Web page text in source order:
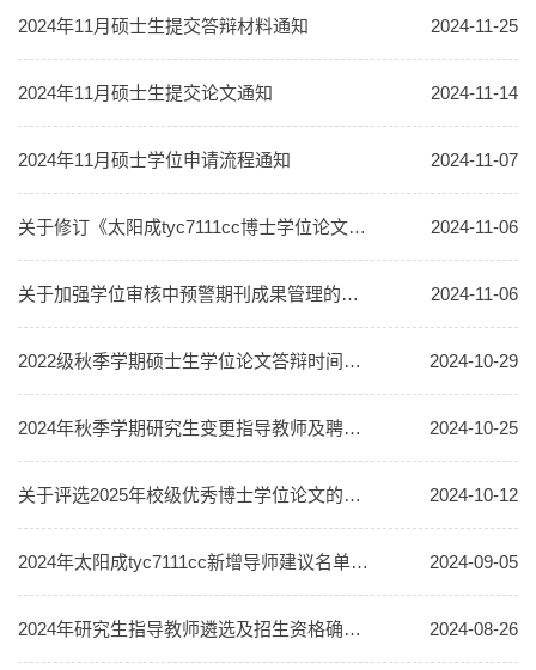
2024年11月硕士生提交答辩材料通知 2024-11-25
2024年11月硕士生提交论文通知 2024-11-14
2024年11月硕士学位申请流程通知 2024-11-07
关于修订《太阳成tyc7111cc博士学位论文质量监控实施办法》的通知 2024-11-06
关于加强学位审核中预警期刊成果管理的通知 2024-11-06
2022级秋季学期硕士生学位论文答辩时间安排 2024-10-29
2024年秋季学期研究生变更指导教师及聘任博士生副导师的通知 2024-10-25
关于评选2025年校级优秀博士学位论文的通知 2024-10-12
2024年太阳成tyc7111cc新增导师建议名单公示 2024-09-05
2024年研究生指导教师遴选及招生资格确认的通知 2024-08-26